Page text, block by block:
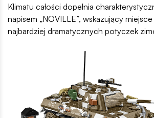
Klimatu całości dopełnia
napisem „NOVILLE”, wskazujący
najbardziej dramatycznych potyczek